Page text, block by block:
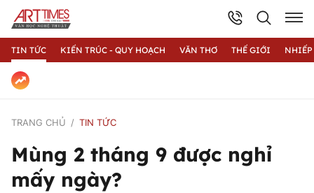
TIN TỨC KIẾN TRÚC - QUY HOẠCH VĂN THƠ THẾ GIỚI
TRANG CHỦ TIN TỨC
Mùng 2 tháng 9 được nghỉ
mấy ngày?